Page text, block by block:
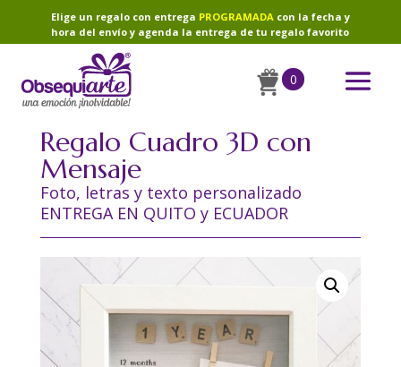
Elige un regalo con entrega PROGRAMADAcon la fecha y
hora del envío y agenda la entrega de tu regalo favorito
0
Regalo Cuadro 3D con
Mensaje
Foto, letras y texto personalizado
ENTREGA EN QUITO y ECUADOR